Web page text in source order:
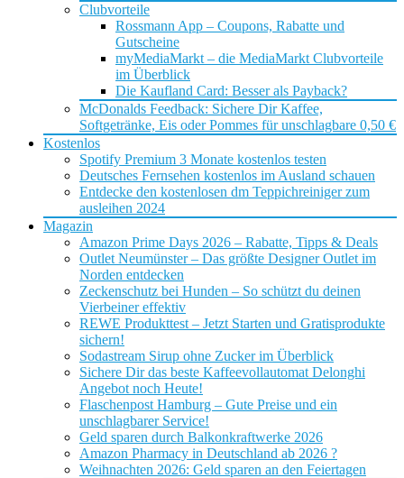
Clubvorteile
Rossmann App – Coupons, Rabatte und
Gutscheine
myMediaMarkt – die MediaMarkt Clubvorteile
im Überblick
Die Kaufland Card: Besser als Payback?
McDonalds Feedback: Sichere Dir Kaffee,
Softgetränke, Eis oder Pommes für unschlagbare 0,50 €
Kostenlos
Spotify Premium 3 Monate kostenlos testen
Deutsches Fernsehen kostenlos im Ausland schauen
Entdecke den kostenlosen dm Teppichreiniger zum
ausleihen 2024
Magazin
Amazon Prime Days 2026 – Rabatte, Tipps & Deals
Outlet Neumünster – Das größte Designer Outlet im
Norden entdecken
Zeckenschutz bei Hunden – So schützt du deinen
Vierbeiner effektiv
REWE Produkttest – Jetzt Starten und Gratisprodukte
sichern!
Sodastream Sirup ohne Zucker im Überblick
Sichere Dir das beste Kaffeevollautomat Delonghi
Angebot noch Heute!
Flaschenpost Hamburg – Gute Preise und ein
unschlagbarer Service!
Geld sparen durch Balkonkraftwerke 2026
Amazon Pharmacy in Deutschland ab 2026 ?
Weihnachten 2026: Geld sparen an den Feiertagen